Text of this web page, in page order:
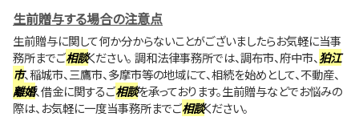
生前贈与する場合の注意点
生前贈与に関して何か分からないことがございましたらお気軽に当事
務所までご相談ください。 調和法律事務所では、調布市、府中市、狛江
市、稲城市、三鷹市、多摩市等の地域にて、相続を始めとして、不動産、
離婚、借金に関するご相談を承っております。生前贈与などでお悩みの
際は、お気軽に一度当事務所までご相談ください。